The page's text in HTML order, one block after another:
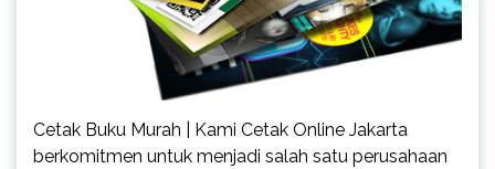
Cetak Buku Murah | Kami Cetak Online Jakarta
berkomitmen untuk menjadi salah satu perusahaan